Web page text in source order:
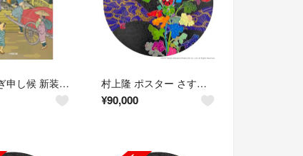
旅立ち寿ぎ申し候 新装版/小学館/永井紗耶子（文庫） 村上隆 ポスター さすらいの旅からの帰還 新品！未開封！
¥90,000